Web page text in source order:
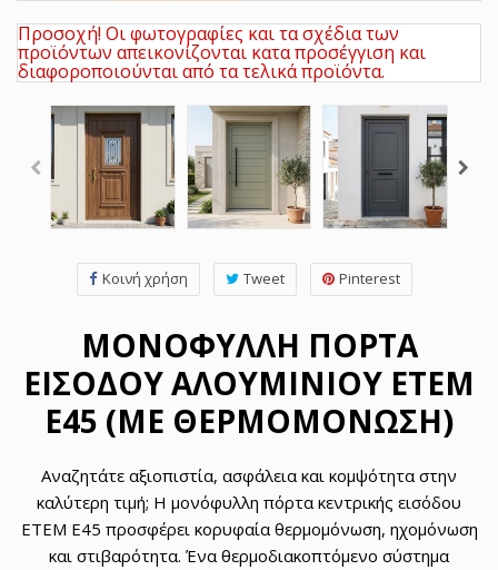
Προσοχή! Οι φωτογραφίες και τα σχέδια των
προϊόντων απεικονίζονται κατα προσέγγιση και
διαφοροποιούνται από τα τελικά προϊόντα.
Κοινή χρήση Tweet Pinterest
ΜΟΝΌΦΥΛΛΗ ΠΌΡΤΑ
ΕΙΣΌΔΟΥ ΑΛΟΥΜΙΝΊΟΥ ETEM
E45 (ΜΕ ΘΕΡΜΟΜΌΝΩΣΗ)
Αναζητάτε αξιοπιστία, ασφάλεια και κομψότητα στην
καλύτερη τιμή; Η μονόφυλλη πόρτα κεντρικής εισόδου
ETEM E45 προσφέρει κορυφαία θερμομόνωση, ηχομόνωση
και στιβαρότητα. Ένα θερμοδιακοπτόμενο σύστημα